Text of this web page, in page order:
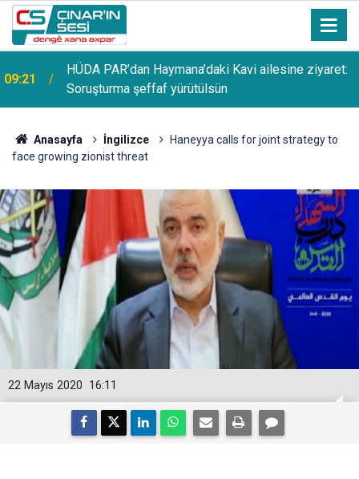
09:21
HÜDA PAR’dan Haymana’daki Kavi ailesine ziyaret:
Soruşturma şeffaf yürütülsün
Anasayfa İngilizce
Haneyya calls for joint strategy to
face growing zionist threat
16:11
22 Mayıs 2020